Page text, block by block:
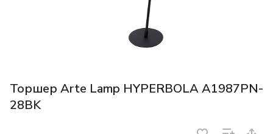
Торшер Arte Lamp HYPERBOLA A1987PN-
28BK